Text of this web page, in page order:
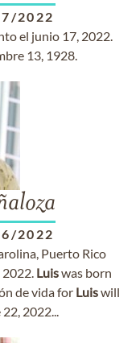
2022
el junio 17, 2022.
13, 1928.
2022
Puerto Rico
2022. Luiswas born
de vida for Luiswill
2022...